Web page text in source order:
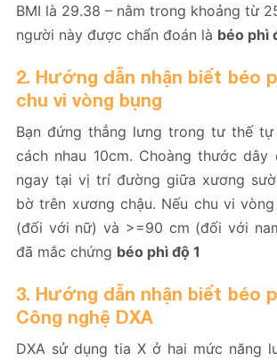
BMI là 29.38 – nằm trong khoảng từ
người này được chẩn đoán là béo phì
2. Hướng dẫn nhận biết béo
chu vi vòng bụng
Bạn đứng thẳng lưng trong tư thế tự
cách nhau 10cm. Choàng thước dây
ngay tại vị trí đường giữa xương
bờ trên xương chậu. Nếu chu vi
(đối với nữ) và >=90 cm (đối với
đã mắc chứng béo phì độ 1
3. Hướng dẫn nhận biết béo
Công nghệ DXA
DXA sử dụng tia X ở hai mức năng